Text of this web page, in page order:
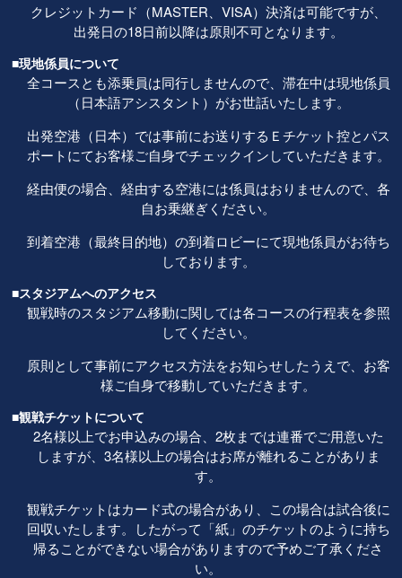
クレジットカード（MASTER、VISA）決済は可能ですが、
出発日の18日前以降は原則不可となります。
■現地係員について
全コースとも添乗員は同行しませんので、滞在中は現地係員
（日本語アシスタント）がお世話いたします。
出発空港（日本）では事前にお送りするＥチケット控とパス
ポートにてお客様ご自身でチェックインしていただきます。
経由便の場合、経由する空港には係員はおりませんので、各
自お乗継ぎください。
到着空港（最終目的地）の到着ロビーにて現地係員がお待ち
しております。
■スタジアムへのアクセス
観戦時のスタジアム移動に関しては各コースの行程表を参照
してください。
原則として事前にアクセス方法をお知らせしたうえで、お客
様ご自身で移動していただきます。
■観戦チケットについて
2名様以上でお申込みの場合、2枚までは連番でご用意いた
しますが、3名様以上の場合はお席が離れることがありま
す。
観戦チケットはカード式の場合があり、この場合は試合後に
回収いたします。したがって「紙」のチケットのように持ち
帰ることができない場合がありますので予めご了承くださ
い。